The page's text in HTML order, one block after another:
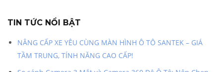
TIN TỨC NỔI BẬT
NÂNG CẤP XE YÊU CÙNG MÀN HÌNH Ô TÔ SANTEK – GIÁ
TẦM TRUNG, TÍNH NĂNG CAO CẤP!